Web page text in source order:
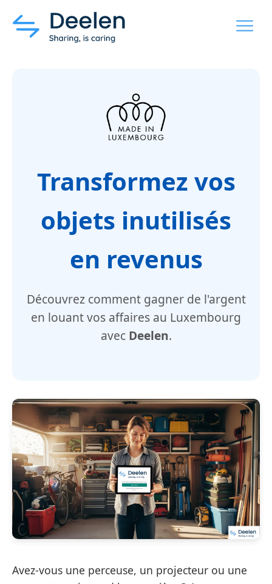
MENU
Transformez vos
objets inutilisés
en revenus
Découvrez comment gagner de l'argent
en louant vos affaires au Luxembourg
avec Deelen.
Avez-vous une perceuse, un projecteur ou une